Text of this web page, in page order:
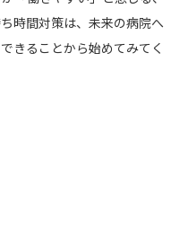
時間対策は、未来の病院へ
きることから始めてみてく